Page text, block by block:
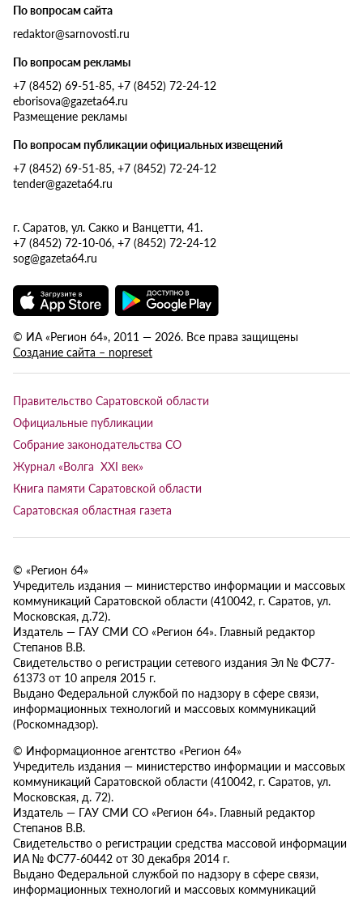
По вопросам сайта
redaktor@sarnovosti.ru
По вопросам рекламы
+7 (8452) 69-51-85, +7 (8452) 72-24-12
eborisova@gazeta64.ru
Размещение рекламы
По вопросам публикации официальных извещений
+7 (8452) 69-51-85, +7 (8452) 72-24-12
tender@gazeta64.ru
г. Саратов, ул. Сакко и Ванцетти, 41.
+7 (8452) 72-10-06, +7 (8452) 72-24-12
sog@gazeta64.ru
© ИА «Регион 64», 2011 — 2026. Все права защищены
Создание сайта – nopreset
Правительство Саратовской области
Официальные публикации
Собрание законодательства СО
Журнал «Волга XXI век»
Книга памяти Саратовской области
Саратовская областная газета
© «Регион 64»
Учредитель издания — министерство информации и массовых
коммуникаций Саратовской области (410042, г. Саратов, ул.
Московская, д.72).
Издатель — ГАУ СМИ СО «Регион 64». Главный редактор
Степанов В.В.
Свидетельство о регистрации сетевого издания Эл № ФС77-
61373 от 10 апреля 2015 г.
Выдано Федеральной службой по надзору в сфере связи,
информационных технологий и массовых коммуникаций
(Роскомнадзор).
© Информационное агентство «Регион 64»
Учредитель издания — министерство информации и массовых
коммуникаций Саратовской области (410042, г. Саратов, ул.
Московская, д. 72).
Издатель — ГАУ СМИ СО «Регион 64». Главный редактор
Степанов В.В.
Свидетельство о регистрации средства массовой информации
ИА № ФС77-60442 от 30 декабря 2014 г.
Выдано Федеральной службой по надзору в сфере связи,
информационных технологий и массовых коммуникаций